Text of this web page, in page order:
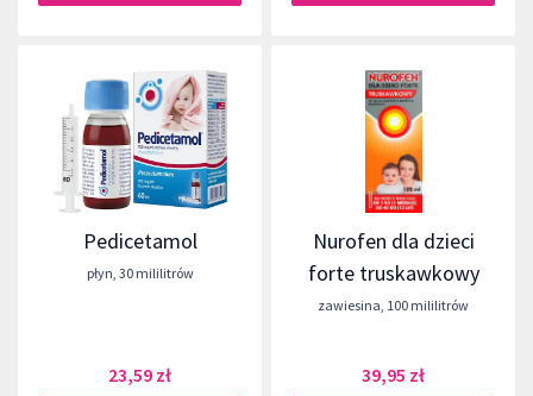
Pedicetamol
płyn 30 mililitrów
23,59 zł
Nurofen dla dzieci
forte truskawkowy
zawiesina 100 mililitrów
39,95 zł